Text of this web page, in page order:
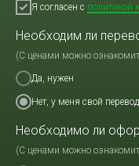
Я согласен с политикой
Необходим ли
(С ценами можно
Да, нужен
Нет, у меня свой перевод
Необходимо ли
(С ценами можно